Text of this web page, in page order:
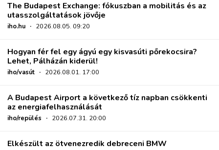
The Budapest Exchange: fókuszban a mobilitás és az
utasszolgáltatások jövője
iho.hu · 2026.08.05. 09:20
Hogyan fér fel egy ágyú egy kisvasúti pőrekocsira?
Lehet, Pálházán kiderül!
iho/vasút · 2026.08.01. 17:00
A Budapest Airport a következő tíz napban csökkenti
az energiafelhasználását
iho/repülés · 2026.07.31. 20:00
Elkészült az ötvenezredik debreceni BMW